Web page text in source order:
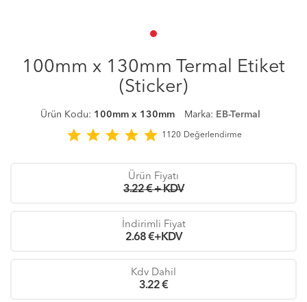
100mm x 130mm Termal Etiket
(Sticker)
Ürün Kodu: 100mm x 130mm Marka: EB-Termal
star star star star star 1120 Değerlendirme
Ürün Fiyatı
3.22 € + KDV
İndirimli Fiyat
2.68€+KDV
Kdv Dahil
3.22€